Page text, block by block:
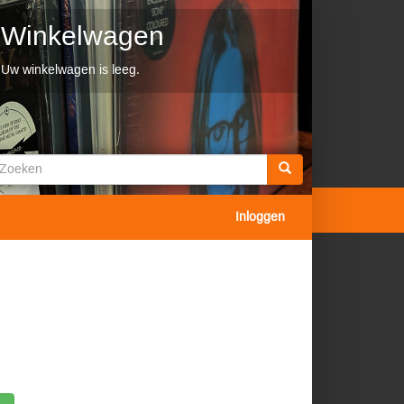
Winkelwagen
Uw winkelwagen is leeg.
Inloggen